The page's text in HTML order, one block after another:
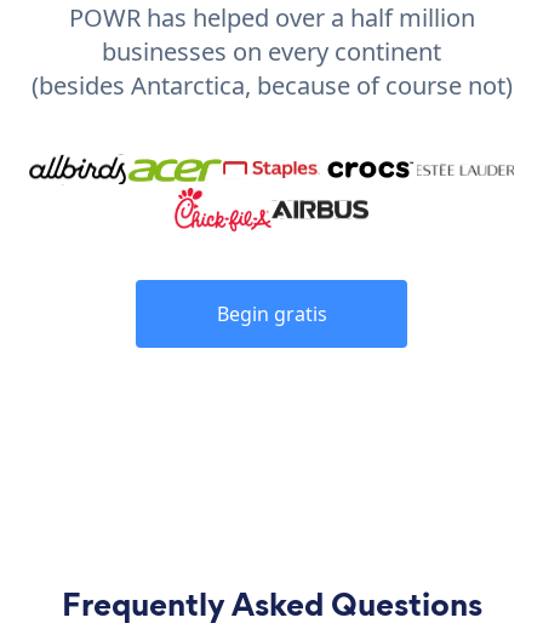
POWR has helped over a half million
businesses on every continent
(besides Antarctica, because of course not)
Begin gratis
Frequently Asked Questions